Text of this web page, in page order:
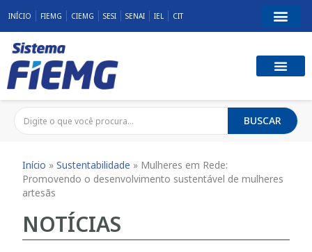
INÍCIO FIEMG CIEMG SESI SENAI IEL CIT
BUSCAR
Início »Sustentabilidade » Mulheres em Rede:
Promovendo o desenvolvimento sustentável de mulheres
artesãs
NOTÍCIAS